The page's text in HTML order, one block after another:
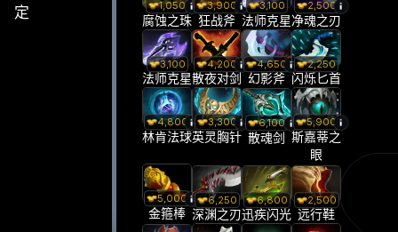
定 1,050
腐蚀之珠
3,900
狂战斧
3,100
法师克星
2,500
净魂之刃
3,100
法师克星
4,200
散夜对剑
4,650
幻影斧
2,250
闪烁匕首
4,800
林肯法球
3,300
英灵胸针
6,100
散魂剑
5,900
斯嘉蒂之
眼
5,000
金箍棒
6,250
深渊之刃
6,800
迅疾闪光
2,500
远行鞋